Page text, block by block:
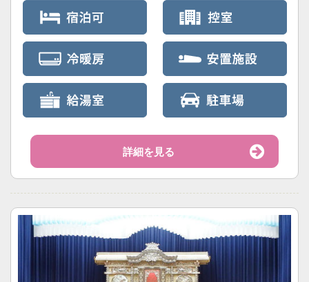
詳細を見る